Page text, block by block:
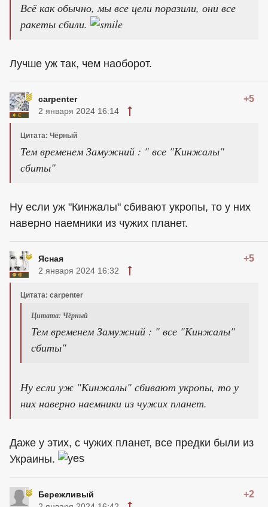
Всё как обычно, мы все цели поразили, они все
ракеты сбили.
Лучше уж так, чем наоборот.
carpenter +5
2 января 2024 16:14
Цитата: Чёрный
Тем временем Замужний : " все "Кинжалы"
сбиты"
Ну если уж "Кинжалы" сбивают укропы, то у них
наверно наемники из чужих планет.
Ясная +5
2 января 2024 16:32
Цитата: carpenter
Цитата: Чёрный
Тем временем Замужний : " все "Кинжалы"
сбиты"
Ну если уж "Кинжалы" сбивают укропы, то у
них наверно наемники из чужих планет.
Даже у этих, с чужих планет, все предки были из
Украины.
Бережливый +2